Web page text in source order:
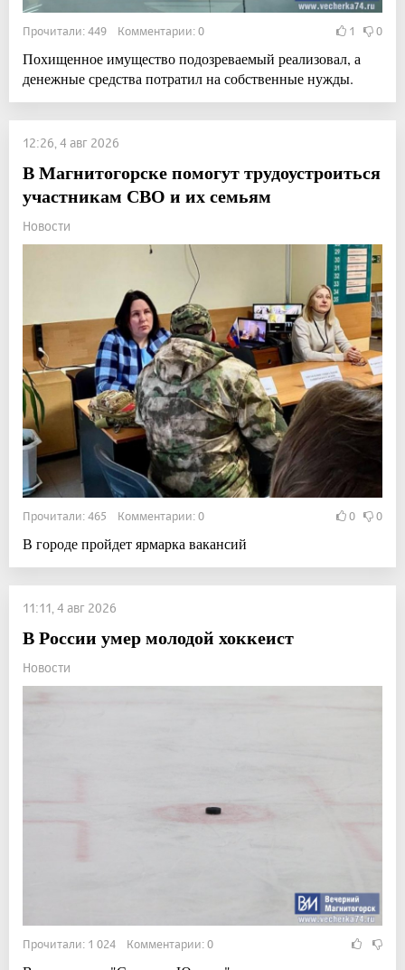
Прочитали: 449 Комментарии: 0 1 0
Похищенное имущество подозреваемый реализовал, а
денежные средства потратил на собственные нужды.
12:26, 4 авг 2026
В Магнитогорске помогут трудоустроиться
участникам СВО и их семьям
Новости
Прочитали: 465 Комментарии: 0 0 0
В городе пройдет ярмарка вакансий
11:11, 4 авг 2026
В России умер молодой хоккеист
Новости
Прочитали: 1 024 Комментарии: 0